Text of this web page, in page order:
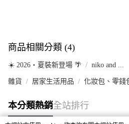
商品相關分類 (4)
☀️ 2026・夏裝新登場 🌴 niko and ...
雜貨 居家生活用品 化妝包、零錢
本分類熱銷全站排行